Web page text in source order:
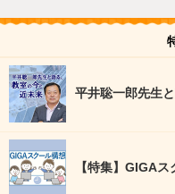
平井聡一郎先生
【特集】GIGA